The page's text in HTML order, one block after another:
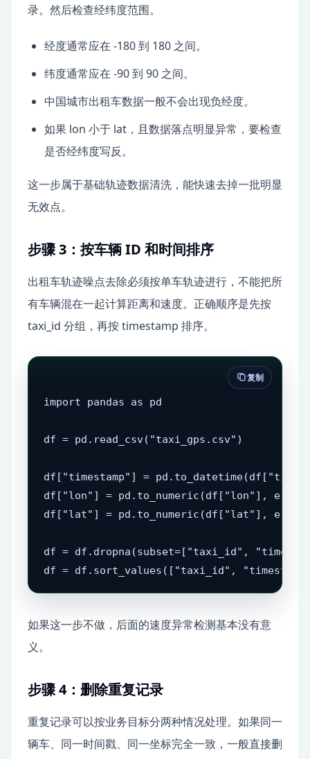
录。然后检查经纬度范围。
经度通常应在 -180 到 180 之间。
纬度通常应在 -90 到 90 之间。
中国城市出租车数据一般不会出现负经度。
如果 lon 小于 lat，且数据落点明显异常，要检查
是否经纬度写反。
这一步属于基础轨迹数据清洗，能快速去掉一批明显
无效点。
步骤 3：按车辆 ID 和时间排序
出租车轨迹噪点去除必须按单车轨迹进行，不能把所
有车辆混在一起计算距离和速度。正确顺序是先按
taxi_id 分组，再按 timestamp 排序。
import pandas as pd
df = pd.read_csv("taxi_gps.csv")
df["timestamp"] =
df["lon"] = pd.to_numeric(df["lon"],
df["lat"] = pd.to_numeric(df["lat"],
df = df.dropna(subset=["taxi_id",
df = df.sort_values(["taxi_id",
复制
如果这一步不做，后面的速度异常检测基本没有意
义。
步骤 4：删除重复记录
重复记录可以按业务目标分两种情况处理。如果同一
辆车、同一时间戳、同一坐标完全一致，一般直接删